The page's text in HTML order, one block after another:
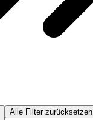
Alle Filter zurücksetzen